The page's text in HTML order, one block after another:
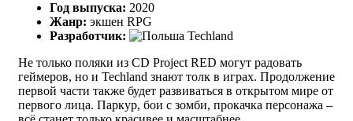
Год выпуска: 2020
Жанр: экшен RPG
Разработчик:
Techland
Не только поляки из CD Project RED могут радовать
геймеров, но и Techland знают толк в играх. Продолжение
первой части также будет развиваться в открытом мире от
первого лица. Паркур, бои с зомби, прокачка персонажа –